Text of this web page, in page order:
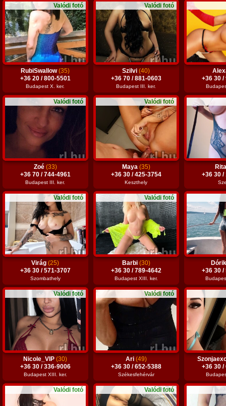
Valódi fotó
RubiSwallow(35)
+36 20 / 800-5501
Budapest X. ker.
Valódi fotó
Szilvi(40)
+36 70 / 881-0603
Budapest III. ker.
+36 30 /
Valódi fotó
Zoé (33)
+36 70 / 744-4961
Budapest III. ker.
Valódi fotó
Maya (35)
+36 30 / 425-3754
Keszthely
+36 30 /
Valódi fotó
Virág(25)
+36 30 / 571-3707
Szombathely
Valódi fotó
Barbi (30)
+36 30 / 789-4642
Budapest XIII. ker.
+36 30 /
Valódi fotó
Nicole_VIP(30)
+36 30 / 336-9006
Budapest XIII. ker.
Valódi fotó
Ari (49)
+36 30 / 652-5388
Székesfehérvár
+36 30 /
Valódi fotó Valódi fotó